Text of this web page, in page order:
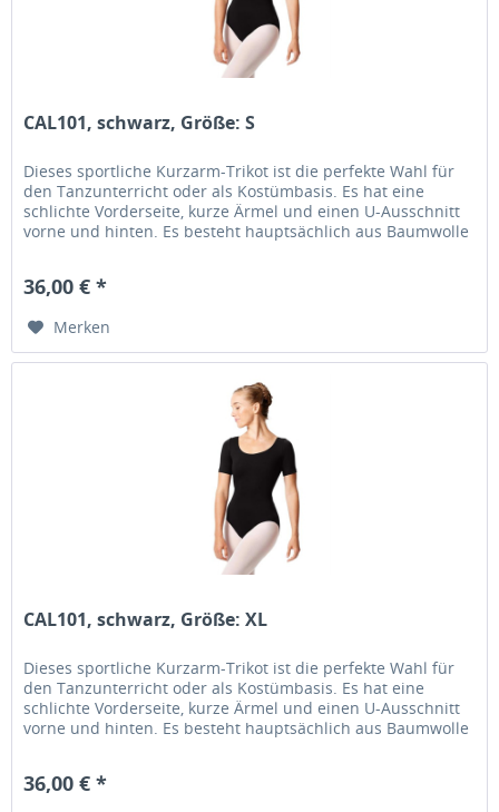
CAL101, schwarz, Größe: S
Dieses sportliche Kurzarm-Trikot ist die perfekte Wahl für
den Tanzunterricht oder als Kostümbasis. Es hat eine
schlichte Vorderseite, kurze Ärmel und einen U-Ausschnitt
vorne und hinten. Es besteht hauptsächlich aus Baumwolle
36,00 € *
Merken
CAL101, schwarz, Größe: XL
Dieses sportliche Kurzarm-Trikot ist die perfekte Wahl für
den Tanzunterricht oder als Kostümbasis. Es hat eine
schlichte Vorderseite, kurze Ärmel und einen U-Ausschnitt
vorne und hinten. Es besteht hauptsächlich aus Baumwolle
36,00 € *